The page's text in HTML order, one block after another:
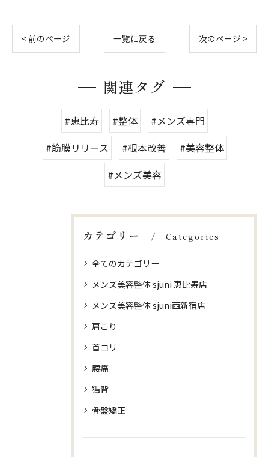
< 前のページ 一覧に戻る 次のページ >
関連タグ
#恵比寿 #整体
#メンズ専門
#筋膜リリース
#根本改善
#美容整体
#メンズ美容
カテゴリー Categories
全てのカテゴリー
メンズ美容整体 sjuni 恵比寿店
メンズ美容整体 sjuni西新宿店
肩こり
首コリ
腰痛
猫背
骨盤矯正